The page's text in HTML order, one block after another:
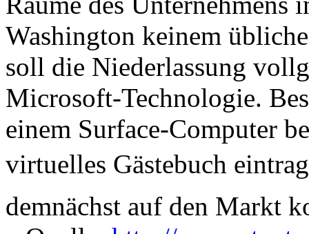
Washington keinem
soll die Niederlassung
Microsoft-Technologie.
einem Surface-Computer
virtuelles Gästebuch
demnächst auf den Markt